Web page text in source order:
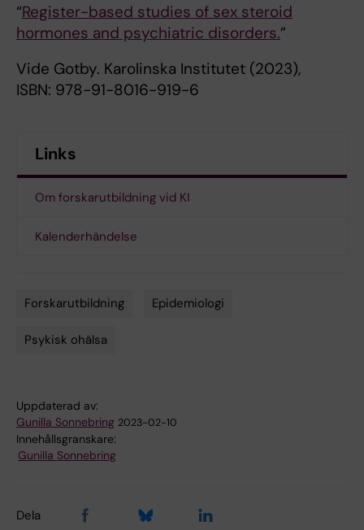
“Register-based studies of sex steroid
hormones and psychiatric disorders.”
Vide Gotby. Karolinska Institutet (2023),
ISBN: 978-91-8016-919-6
Links
Om forskarutbildning vid KI
Kalenderhändelse
Forskarutbildning Epidemiologi
Psykisk ohälsa
Uppdaterad av:
Gunilla Sonnebring 2023-02-10
Innehållsgranskare:
Gunilla Sonnebring
Dela